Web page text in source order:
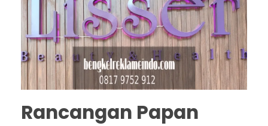
Rancangan Papan